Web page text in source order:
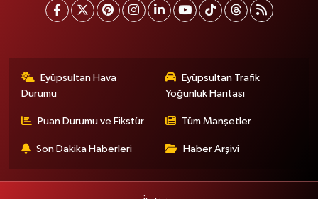
Eyüpsultan Hava
Durumu
Eyüpsultan Trafik
Yoğunluk Haritası
Puan Durumu ve Fikstür Tüm Manşetler
Son Dakika Haberleri Haber Arşivi